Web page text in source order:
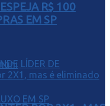
R$ 100
EM SP